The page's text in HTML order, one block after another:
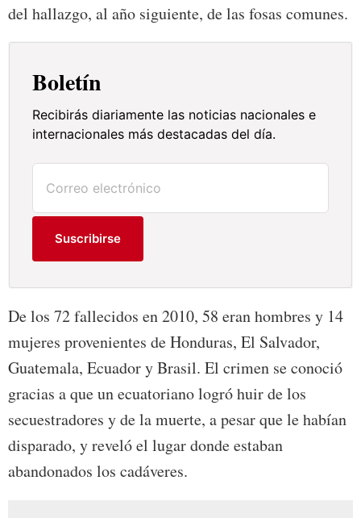
del hallazgo, al año siguiente, de las fosas comunes.
Boletín
Recibirás diariamente las noticias nacionales e
internacionales más destacadas del día.
Suscribirse
De los 72 fallecidos en 2010, 58 eran hombres y 14
mujeres provenientes de Honduras, El Salvador,
Guatemala, Ecuador y Brasil. El crimen se conoció
gracias a que un ecuatoriano logró huir de los
secuestradores y de la muerte, a pesar que le habían
disparado, y reveló el lugar donde estaban
abandonados los cadáveres.